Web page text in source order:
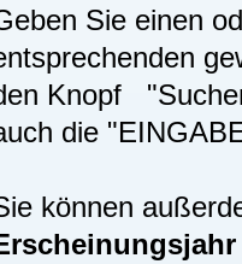
Sie einen
Knopf
die
können